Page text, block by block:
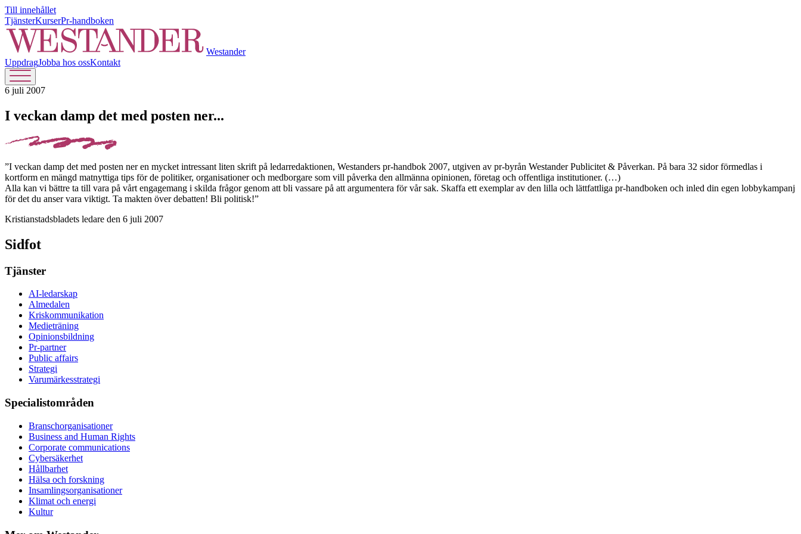
Till innehållet
TjänsterKurserPr-handboken
Westander
UppdragJobba hos ossKontakt
6 juli 2007
I veckan damp det med posten ner...
”I veckan damp det med posten ner en mycket intressant liten skrift på ledarredaktionen, Westanders pr-handbok 2007, utgiven av pr-byrån Westander Publicitet & Påverkan. På bara 32 sidor förmedlas i
kortform en mängd matnyttiga tips för de politiker, organisationer och medborgare som vill påverka den allmänna opinionen, företag och offentliga institutioner. (…)
Alla kan vi bättre ta till vara på vårt engagemang i skilda frågor genom att bli vassare på att argumentera för vår sak. Skaffa ett exemplar av den lilla och lättfattliga pr-handboken och inled din egen lobbykampanj
för det du anser vara viktigt. Ta makten över debatten! Bli politisk!”
Kristianstadsbladets ledare den 6 juli 2007
Sidfot
Tjänster
AI-ledarskap
Almedalen
Kris­kommunikation
Medieträning
Opinionsbildning
Pr-partner
Public affairs
Strategi
Varumärkesstrategi
Specialistområden
Branschorganisationer
Business and Human Rights
Corporate communications
Cybersäkerhet
Hållbarhet
Hälsa och forskning
Insamlingsorganisationer
Klimat och energi
Kultur